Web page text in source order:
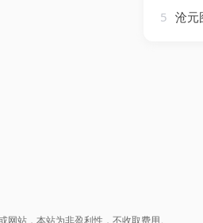
5 沧元
站，本站为非盈利性，不收取费用。